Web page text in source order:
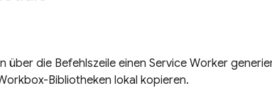
über die Befehlszeile einen Service Worker
Bibliotheken lokal kopieren.